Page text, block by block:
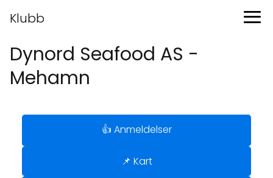
Klubb
Dynord Seafood AS -
Mehamn
👍 Anmeldelser
📌 Kart